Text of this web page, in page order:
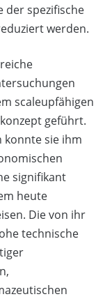
der spezifische
werden.
scaleupfähigen
geführt.
konnte sie ihm
signifikant
heute
Die von ihr
technische